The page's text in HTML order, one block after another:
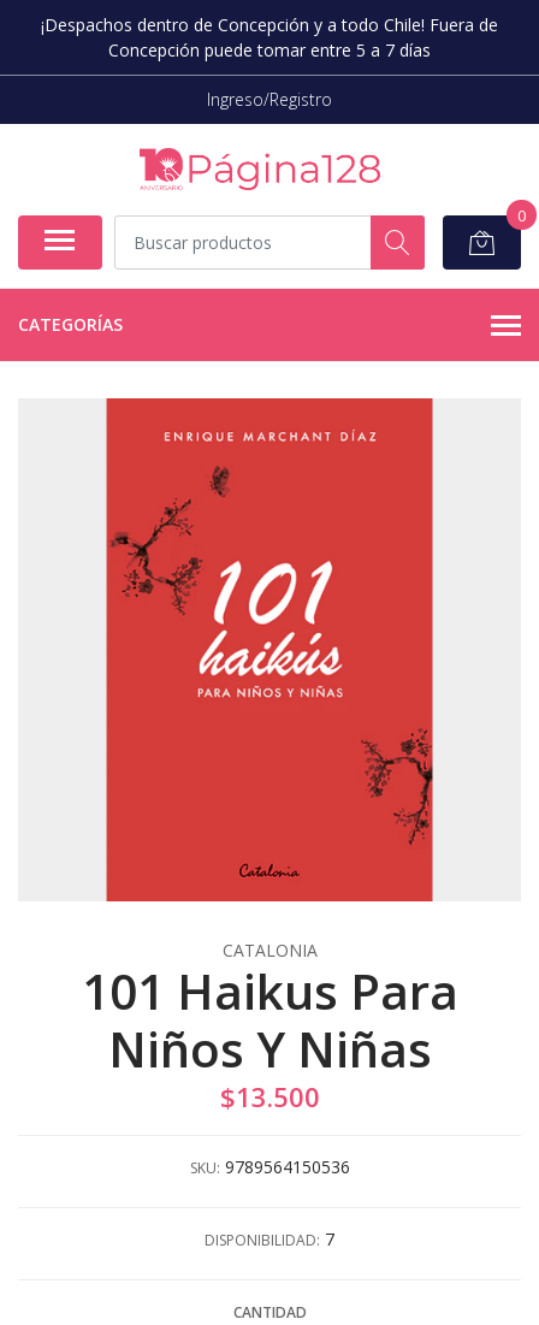
¡Despachos dentro de Concepción y a todo Chile! Fuera de
Concepción puede tomar entre 5 a 7 días
Ingreso/Registro
0
CATEGORÍAS
CATALONIA
101 Haikus Para
Niños Y Niñas
$13.500
SKU: 9789564150536
DISPONIBILIDAD: 7
CANTIDAD